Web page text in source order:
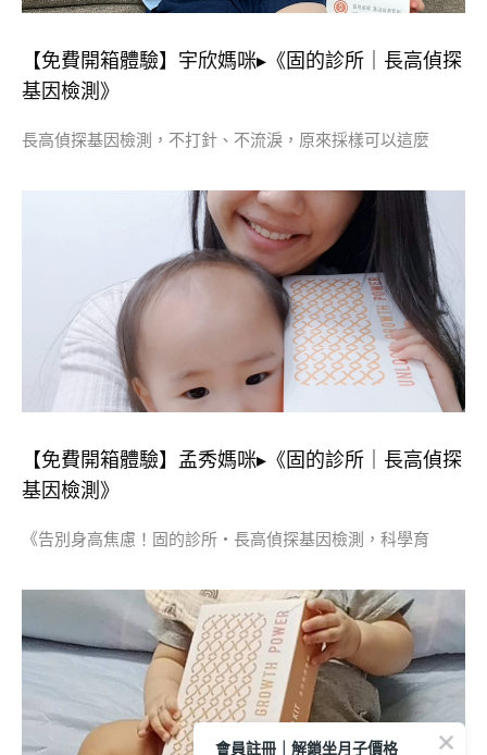
【免費開箱體驗】宇欣媽咪▸《固的診所｜長高偵探
基因檢測》
長高偵探基因檢測，不打針、不流淚，原來採樣可以這麼
【免費開箱體驗】孟秀媽咪▸《固的診所｜長高偵探
基因檢測》
《告別身高焦慮！固的診所・長高偵探基因檢測，科學育
會員註冊｜解鎖坐月子價格